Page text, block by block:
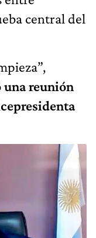
central del
una reunión